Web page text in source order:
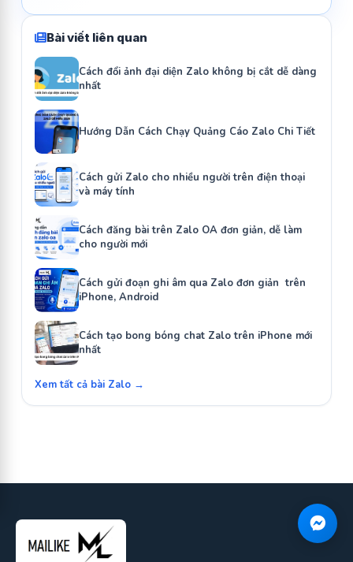
Bài viết liên quan
Cách đổi ảnh đại diện Zalo không bị cắt dễ dàng
nhất
Hướng Dẫn Cách Chạy Quảng Cáo Zalo Chi Tiết
Cách gửi Zalo cho nhiều người trên điện thoại
và máy tính
Cách đăng bài trên Zalo OA đơn giản, dễ làm
cho người mới
Cách gửi đoạn ghi âm qua Zalo đơn giản trên
iPhone, Android
Cách tạo bong bóng chat Zalo trên iPhone mới
nhất
Xem tất cả bài Zalo →